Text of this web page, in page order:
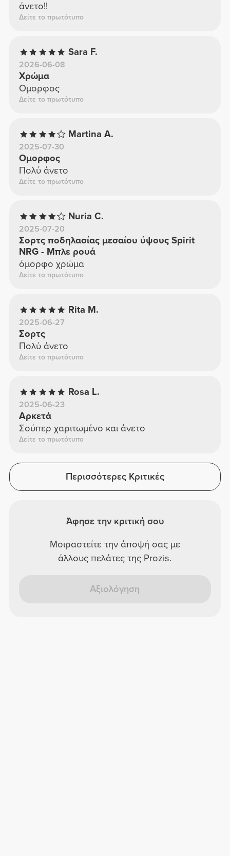
άνετο!!
Δείτε το πρωτότυπο
Sara F.
2026-06-08
Χρώμα
Ομορφος
Δείτε το πρωτότυπο
Martina A.
2025-07-30
Ομορφος
Πολύ άνετο
Δείτε το πρωτότυπο
Nuria C.
2025-07-20
Σορτς ποδηλασίας μεσαίου ύψους Spirit
NRG - Μπλε ρουά
όμορφο χρώμα
Δείτε το πρωτότυπο
Rita M.
2025-06-27
Σορτς
Πολύ άνετο
Δείτε το πρωτότυπο
Rosa L.
2025-06-23
Αρκετά
Σούπερ χαριτωμένο και άνετο
Δείτε το πρωτότυπο
Περισσότερες Κριτικές
Άφησε την κριτική σου
Μοιραστείτε την άποψή σας με
άλλους πελάτες της Prozis.
Αξιολόγηση